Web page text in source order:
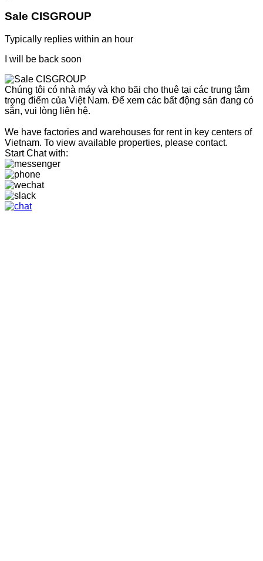
Sale CISGROUP
Typically replies within an hour
I will be back soon
Chúng tôi có nhà máy và kho bãi cho thuê tại các trung tâm
trọng điểm của Việt Nam. Để xem các bất động sản đang có
sẵn, vui lòng liên hệ.
We have factories and warehouses for rent in key centers of
Vietnam. To view available properties, please contact.
Start Chat with: